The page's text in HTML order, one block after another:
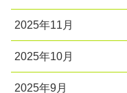
2025年11月
2025年10月
2025年9月